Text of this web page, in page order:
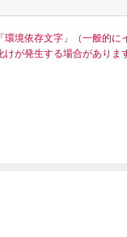
環境依存文字」（一般的
けが発生する場合がありま